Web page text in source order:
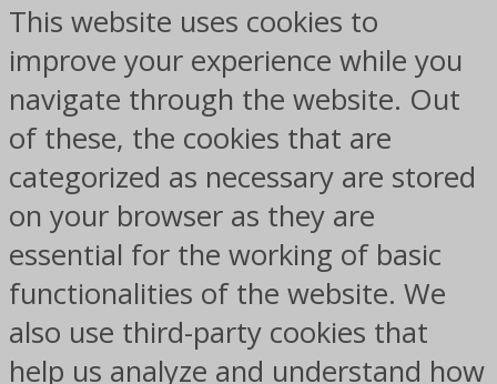
This website uses cookies to
improve your experience while you
navigate through the website. Out
of these, the cookies that are
categorized as necessary are stored
on your browser as they are
essential for the working of basic
functionalities of the website. We
also use third-party cookies that
help us analyze and understand how